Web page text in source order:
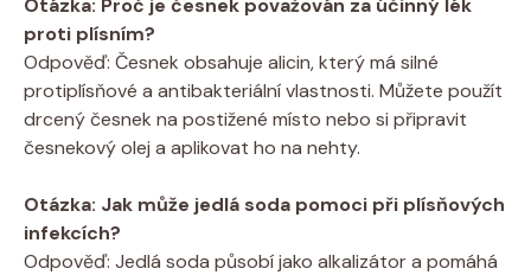
proti plísním?
Odpověď: Česnek obsahuje alicin, který má silné
protiplísňové a antibakteriální vlastnosti. Můžete použít
drcený česnek na postižené místo nebo si připravit
česnekový olej a aplikovat ho na nehty.
Otázka: Jak může jedlá soda pomoci při plísňových
infekcích?
Odpověď: Jedlá soda působí jako alkalizátor a pomáhá